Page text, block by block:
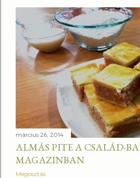
j
e
g
y
z
é
s
e
k
március 26, 2014
ALMÁS PITE A CSALÁD-
MAGAZINBAN
Megosztás